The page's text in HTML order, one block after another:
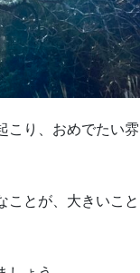
り、おめでたい
ことが、大きいこ